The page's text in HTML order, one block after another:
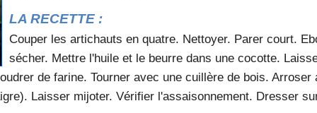
LA RECETTE :
Couper les artichauts en quatre. Nettoyer. Parer court.
sécher. Mettre l'huile et le beurre dans une cocotte.
de farine. Tourner avec une cuillère de bois. Arroser
Laisser mijoter. Vérifier l'assaisonnement. Dresser